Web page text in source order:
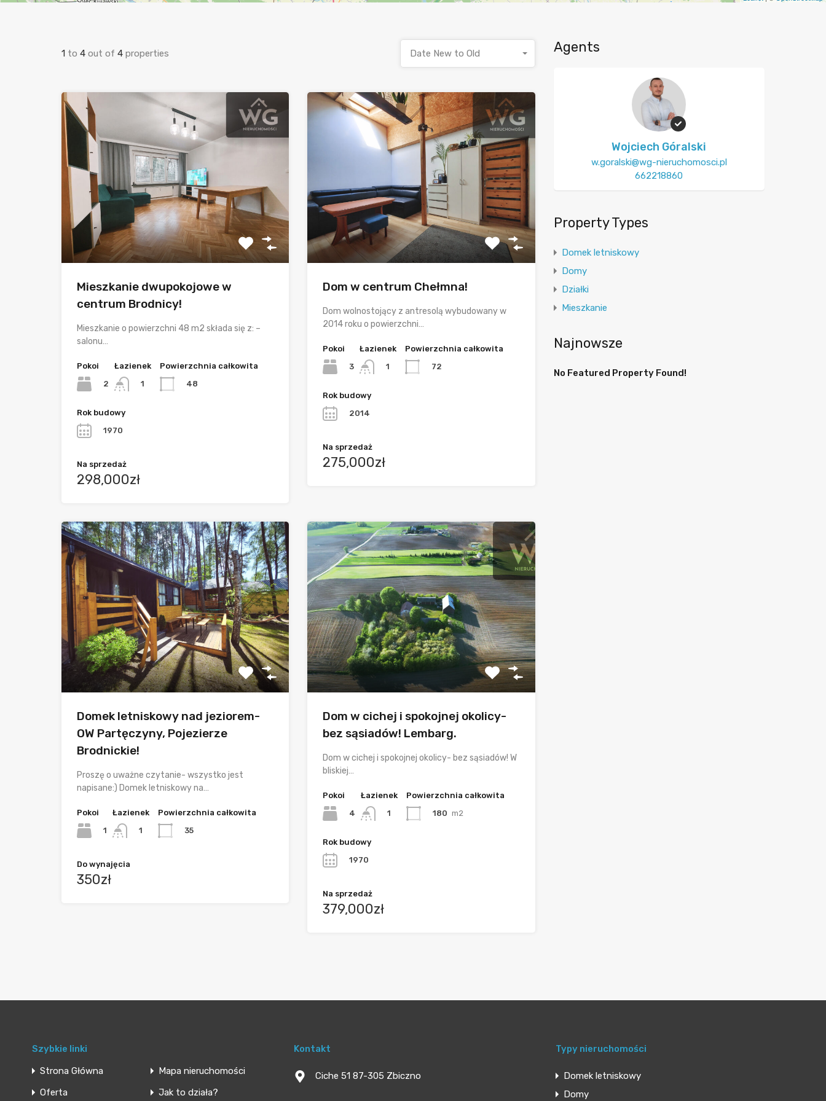
1 to 4 out of 4 properties Date New to Old
Mieszkanie dwupokojowe w
centrum Brodnicy!
Mieszkanie o powierzchni 48 m2 składa się z: –
salonu…
Pokoi
2
Łazienek
1
Powierzchnia całkowita
48
Rok budowy
1970
Na sprzedaż
298,000zł
Dom w centrum Chełmna!
Dom wolnostojący z antresolą wybudowany w
2014 roku o powierzchni…
Pokoi
3
Łazienek
1
Powierzchnia całkowita
72
Rok budowy
2014
Na sprzedaż
275,000zł
Domek letniskowy nad jeziorem-
OW Partęczyny, Pojezierze
Brodnickie!
Proszę o uważne czytanie- wszystko jest
napisane:) Domek letniskowy na…
Pokoi
1
Łazienek
1
Powierzchnia całkowita
35
Do wynajęcia
350zł
Dom w cichej i spokojnej okolicy-
bez sąsiadów! Lembarg.
Dom w cichej i spokojnej okolicy- bez sąsiadów! W
bliskiej…
Pokoi
4
Łazienek
1
Powierzchnia całkowita
180 m2
Rok budowy
1970
Na sprzedaż
379,000zł
Agents
Wojciech Góralski
w.goralski@wg-nieruchomosci.pl
662218860
Property Types
Domek letniskowy
Domy
Działki
Mieszkanie
Najnowsze
No Featured Property Found!
Szybkie linki
Strona Główna
Mapa nieruchomości
Oferta
Jak to działa?
Kontakt
Ciche 51 87-305 Zbiczno
Typy nieruchomości
Domek letniskowy
Domy